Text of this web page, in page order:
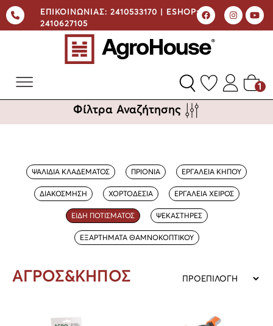
ΕΠΙΚΟΙΝΩΝΙΑΣ: 2410533170 | ESHOP:
2410627105
1
Φίλτρα Αναζήτησης
ΨΑΛΙΔΙΑ ΚΛΑΔΕΜΑΤΟΣ ΠΡΙΟΝΙΑ ΕΡΓΑΛΕΙΑ ΚΗΠΟΥ
ΔΙΑΚΟΣΜΗΣΗ ΧΟΡΤΟΔΕΣΙΑ ΕΡΓΑΛΕΙΑ ΧΕΙΡΟΣ
ΕΙΔΗ ΠΟΤΙΣΜΑΤΟΣ ΨΕΚΑΣΤΗΡΕΣ
ΕΞΑΡΤΗΜΑΤΑ ΘΑΜΝΟΚΟΠΤΙΚΟΥ
ΑΓΡΟΣ&ΚΗΠΟΣ